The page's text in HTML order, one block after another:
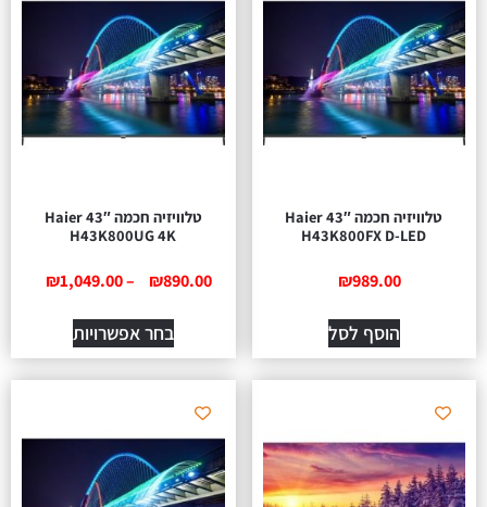
טלוויזיה חכמה 43″ Haier
H43K800FX D-LED
₪989.00
הוסף לסל
טלוויזיה חכמה 43″ Haier
H43K800UG 4K
₪890.00
–
₪1,049.00
בחר אפשרויות